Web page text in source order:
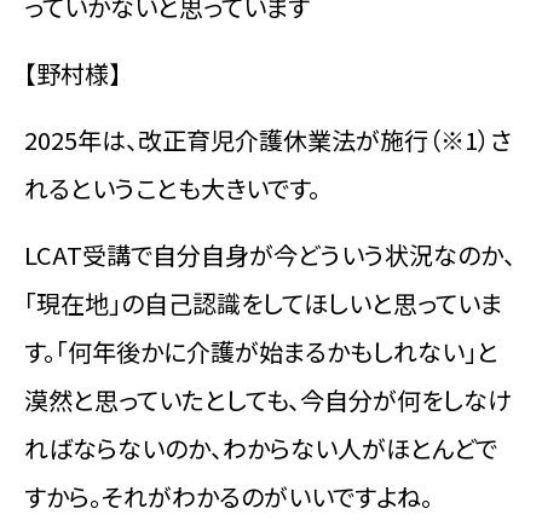
【野村様】
2025年は、改正育児介護休業法が施行（※1）さ
れるということも大きいです。
LCAT受講で自分自身が今どういう状況なのか、
「現在地」の自己認識をしてほしいと思っていま
す。「何年後かに介護が始まるかもしれない」と
漠然と思っていたとしても、今自分が何をしなけ
ればならないのか、わからない人がほとんどで
すから。それがわかるのがいいですよね。